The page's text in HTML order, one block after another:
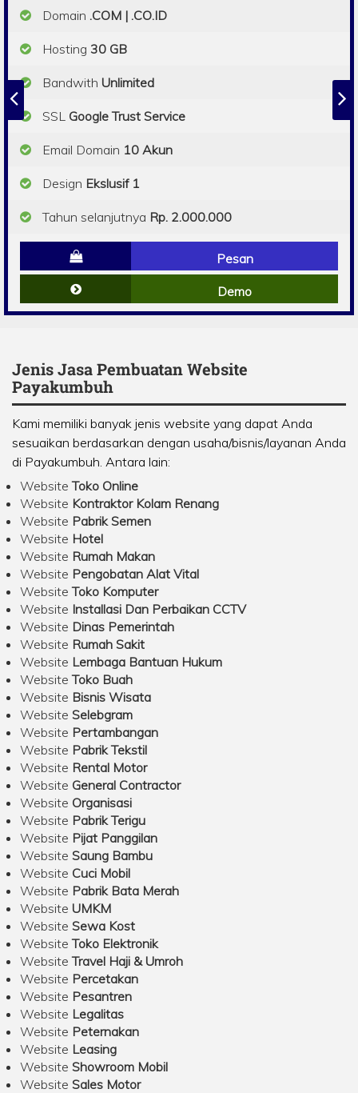
Domain .COM | .CO.ID
Hosting 30 GB
Bandwith Unlimited
SSL Google Trust Service
Email Domain 10 Akun
Design Ekslusif 1
Tahun selanjutnya Rp. 2.000.000
Pesan
Demo
Jenis Jasa Pembuatan Website
Payakumbuh
Kami memiliki banyak jenis website yang dapat Anda
sesuaikan berdasarkan dengan usaha/bisnis/layanan Anda
di Payakumbuh. Antara lain:
WebsiteToko Online
Website Kontraktor Kolam Renang
Website Pabrik Semen
Website Hotel
Website Rumah Makan
Website Pengobatan Alat Vital
WebsiteToko Komputer
Website Installasi Dan Perbaikan CCTV
Website Dinas Pemerintah
Website Rumah Sakit
Website Lembaga Bantuan Hukum
WebsiteToko Buah
Website Bisnis Wisata
Website Selebgram
Website Pertambangan
Website Pabrik Tekstil
Website Rental Motor
Website General Contractor
Website Organisasi
Website Pabrik Terigu
Website Pijat Panggilan
Website Saung Bambu
Website Cuci Mobil
Website Pabrik Bata Merah
Website UMKM
Website Sewa Kost
WebsiteToko Elektronik
WebsiteTravel Haji & Umroh
Website Percetakan
Website Pesantren
Website Legalitas
Website Peternakan
Website Leasing
Website Showroom Mobil
Website Sales Motor